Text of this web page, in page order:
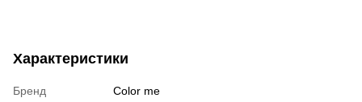
Характеристики
Бренд
Color me